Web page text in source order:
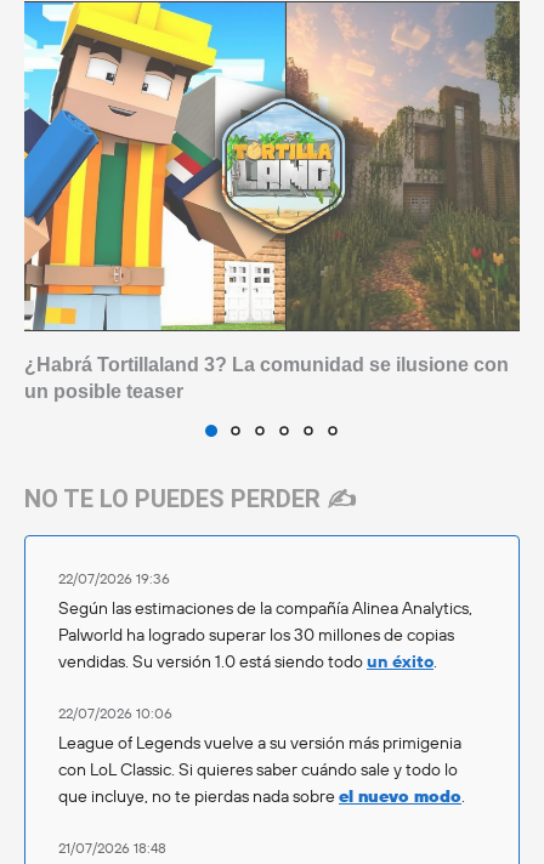
¿Habrá Tortillaland 3? La comunidad se ilusione con
un posible teaser
NO TE LO PUEDES PERDER ✍️
22/07/2026 19:36
Según las estimaciones de la compañía Alinea Analytics,
Palworld ha logrado superar los 30 millones de copias
vendidas. Su versión 1.0 está siendo todoun éxito.
22/07/2026 10:06
League of Legends vuelve a su versión más primigenia
con LoL Classic. Si quieres saber cuándo sale y todo lo
que incluye, no te pierdas nada sobreel nuevo modo.
21/07/2026 18:48